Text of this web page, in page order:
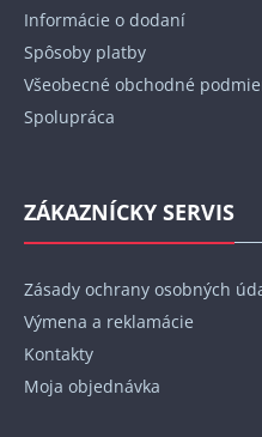
Informácie o dodaní
Spôsoby platby
Všeobecné obchodné
Spolupráca
ZÁKAZNÍCKY SERVIS
Zásady ochrany osobných
Výmena a reklamácie
Kontakty
Moja objednávka